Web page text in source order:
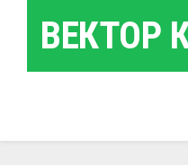
содержаниюВЕКТОР